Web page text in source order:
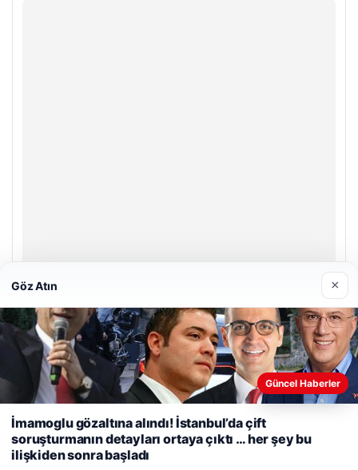
Trend Yapı Akustik
18/04/2026
deneyiminizi kişiselleştirmek ve geliştirmek amacıyla çerezler
kullanıyoruz.Çerez Politikamız
Kabul Et
Göz Atın ×
Güncel Haberler
İmamoglu gözaltına alındı! İstanbul’da çift
soruşturmanın detayları ortaya çıktı … her şey bu
ilişkiden sonra başladı